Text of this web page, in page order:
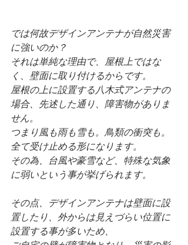
では何故デザインアンテナが自然災害
に強いのか？
それは単純な理由で、屋根上ではな
く、壁面に取り付けるからです。
屋根の上に設置する八木式アンテナの
場合、先述した通り、障害物がありま
せん。
つまり風も雨も雪も。鳥類の衝突も。
全て受け止める形になります。
その為、台風や豪雪など、特殊な気象
に弱いという事が挙げられます。
その点、デザインアンテナは壁面に設
置したり、外からは見えづらい位置に
設置する事が多いため、